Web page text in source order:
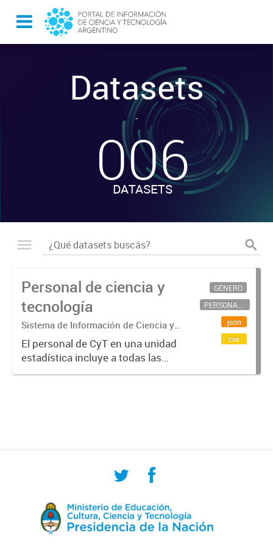
Datasets
-
006
DATASETS
Personal de ciencia y
tecnología
Sistema de Información de Ciencia y
Tecnología Argentino (SICYTAR)
El personal de CyT en una unidad
estadística incluye a todas las
personas involucradas
GÉNERO
PERSONAL CIENTÍFICO-TECNOLÓGICO
json
csv